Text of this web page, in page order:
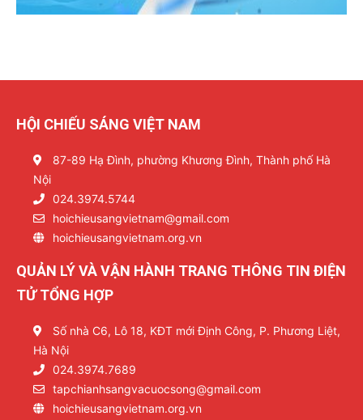
HỘI CHIẾU SÁNG VIỆT NAM
87-89 Hạ Đình, phường Khương Đình, Thành phố Hà
Nội
024.3974.5744
hoichieusangvietnam@gmail.com
hoichieusangvietnam.org.vn
QUẢN LÝ VÀ VẬN HÀNH TRANG THÔNG TIN ĐIỆN
TỬ TỔNG HỢP
Số nhà C6, Lô 18, KĐT mới Định Công, P. Phương Liệt,
Hà Nội
024.3974.7689
tapchianhsangvacuocsong@gmail.com
hoichieusangvietnam.org.vn